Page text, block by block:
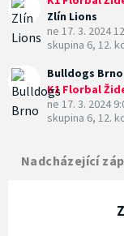
Zlín Lions
ne 17. 3. 2024
skupina 6, 12.
Bulldogs Brno
K1 Florbal
ne 17. 3. 2024
skupina 6, 12.
Nadcházející